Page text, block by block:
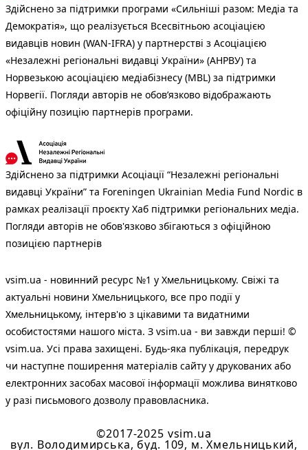
Здійснено за підтримки програми «Сильніші разом: Медіа та
Демократія», що реалізується Всесвітньою асоціацією
видавців новин (WAN-IFRA) у партнерстві з Асоціацією
«Незалежні регіональні видавці України» (АНРВУ) та
Норвезькою асоціацією медіабізнесу (MBL) за підтримки
Норвегії. Погляди авторів не обов’язково відображають
офіційну позицію партнерів програми.
Здійснено за підтримки Асоціації “Незалежні регіональні
видавці України” та Foreningen Ukrainian Media Fund Nordic в
рамках реалізації проєкту Хаб підтримки регіональних медіа.
Погляди авторів не обов'язково збігаються з офіційною
позицією партнерів
vsim.ua - новинний ресурс №1 у Хмельницькому. Свіжі та
актуальні новини Хмельницького, все про події у
Хмельницькому, інтерв'ю з цікавими та видатними
особистостями нашого міста. З vsim.ua - ви завжди перші! ©
vsim.ua. Усі права захищені. Будь-яка публiкацiя, передрук
чи наступне поширення матеріалів сайту у друкованих або
електронних засобах масової інформації можлива винятково
у разі письмового дозволу правовласника.
©2017-2025 vsim.ua
вул. Володимирська, буд. 109, м. Хмельницький,